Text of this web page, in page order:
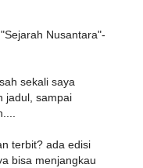
Nusantara"-
sekali saya
jadul, sampai
terbit? ada edisi
bisa menjangkau